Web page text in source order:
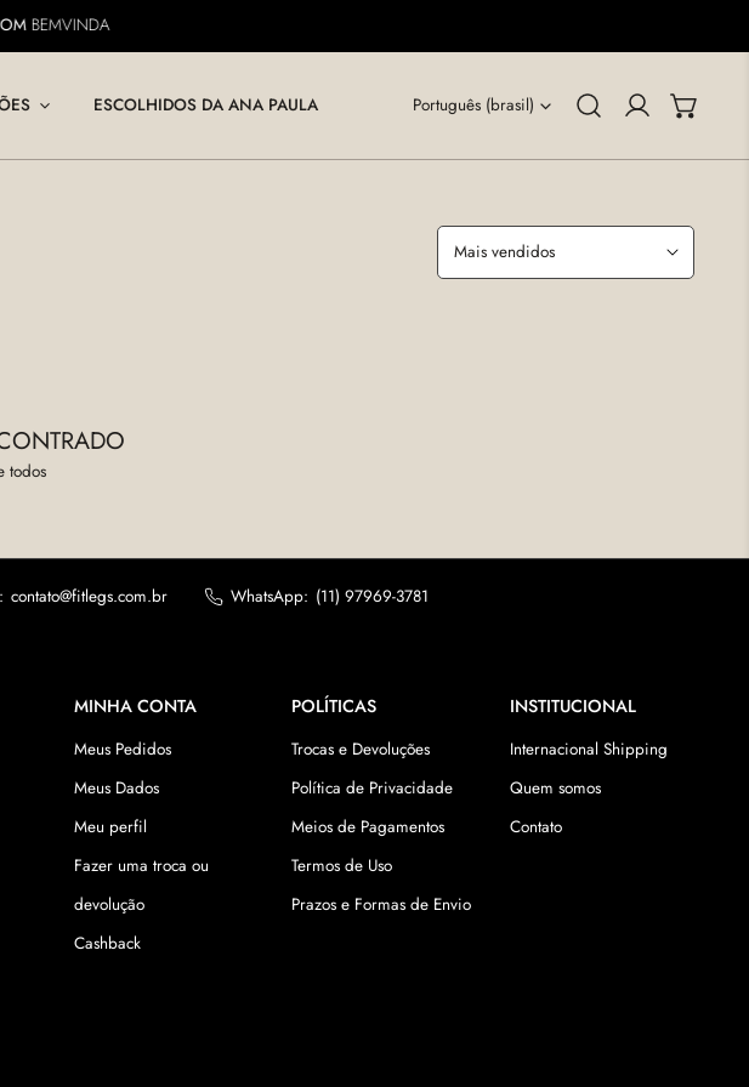
BEMVINDA
ESCOLHIDOS DA ANA PAULA LINGUAGEM
Português (brasil) minha conta
Ordenar
por:
todos
contato@fitlegs.com.br WhatsApp: (11) 97969-3781
MINHA CONTA
Meus Pedidos
Meus Dados
Meu perfil
Fazer uma troca ou
devolução
Cashback
POLÍTICAS
Trocas e Devoluções
Política de Privacidade
Meios de Pagamentos
Termos de Uso
Prazos e Formas de Envio
INSTITUCIONAL
Internacional Shipping
Quem somos
Contato